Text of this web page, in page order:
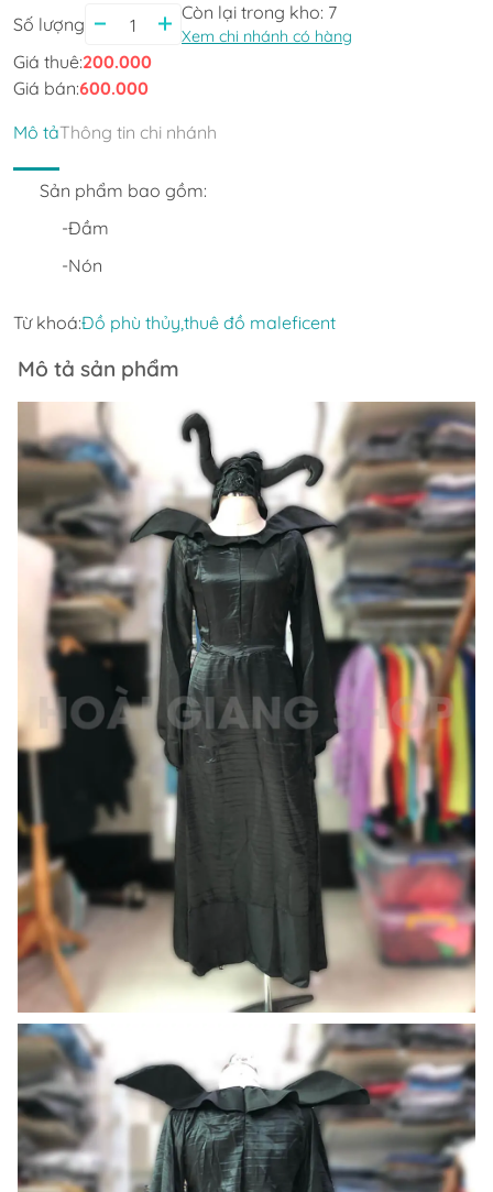
Số lượng
Còn lại trong kho: 7
Xem chi nhánh có hàng
Giá thuê:200.000
Giá bán:600.000
Mô tảThông tin chi nhánh
Sản phẩm bao gồm:
-Đầm
-Nón
Từ khoá:Đồ phù thủy,thuê đồ maleficent
Mô tả sản phẩm